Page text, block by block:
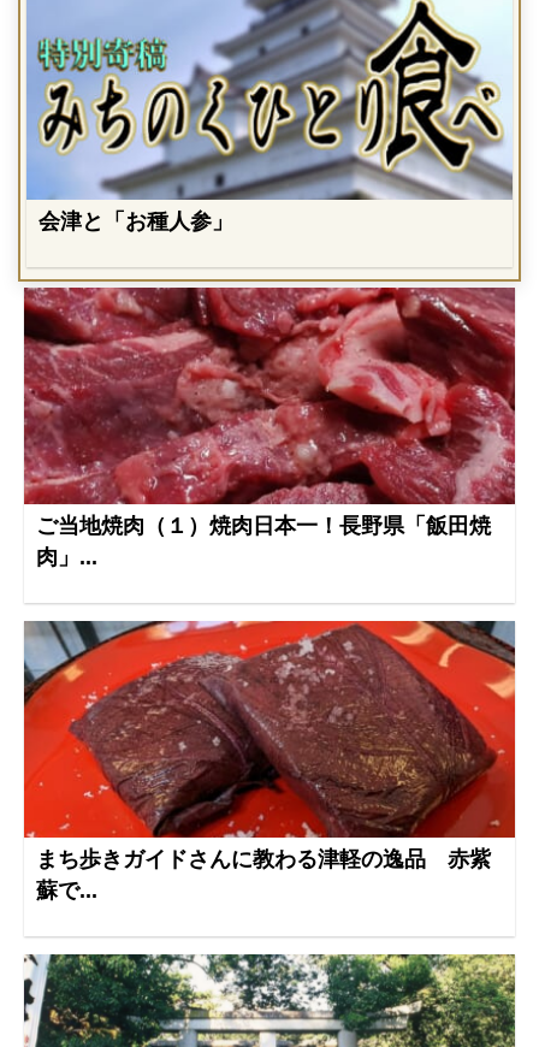
会津と「お種人参」
ご当地焼肉（１）焼肉日本一！長野県「飯田焼
肉」...
まち歩きガイドさんに教わる津軽の逸品 赤紫
蘇で...